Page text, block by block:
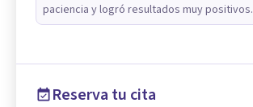
paciencia y logró resultados muy positivos.
Reserva tu cita